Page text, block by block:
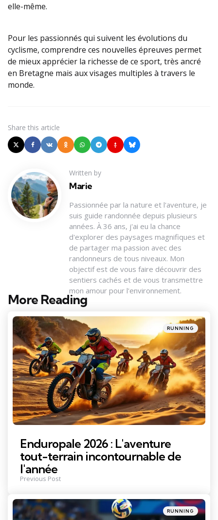
elle-même.
Pour les passionnés qui suivent les évolutions du
cyclisme, comprendre ces nouvelles épreuves permet
de mieux apprécier la richesse de ce sport, très ancré
en Bretagne mais aux visages multiples à travers le
monde.
Share this article
Written by
Marie
Passionnée par la nature et l'aventure, je
suis guide randonnée depuis plusieurs
années. À 36 ans, j'ai eu la chance
d'explorer des paysages magnifiques et
de partager ma passion avec des
randonneurs de tous niveaux. Mon
objectif est de vous faire découvrir des
sentiers cachés et de vous transmettre
mon amour pour l'environnement.
More Reading
Post
navigation
Posted
in
RUNNING
Enduropale 2026 : L'aventure
tout-terrain incontournable de
l'année
Previous Post
Posted
in
RUNNING